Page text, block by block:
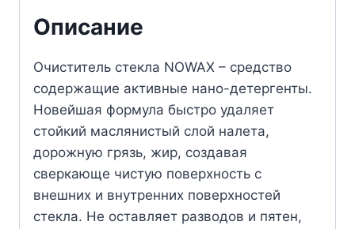
Описание
Очиститель стекла NOWAX – средство
содержащие активные нано-детергенты.
Новейшая формула быстро удаляет
стойкий маслянистый слой налета,
дорожную грязь, жир, создавая
сверкающе чистую поверхность с
внешних и внутренних поверхностей
стекла. Не оставляет разводов и пятен,